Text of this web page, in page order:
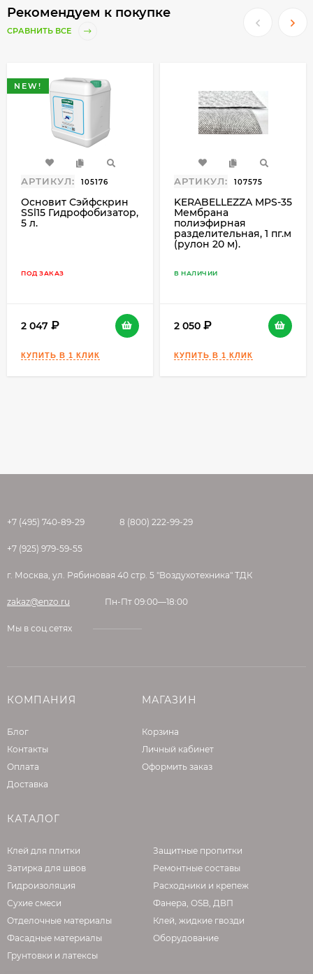
Рекомендуем к покупке
СРАВНИТЬ ВСЕ
NEW!
АРТИКУЛ: 105176
Основит Сэйфскрин
SSl15 Гидрофобизатор,
5 л.
ПОД ЗАКАЗ
2 047
АРТИКУЛ: 107575
KERABELLEZZA MPS-35
Мембрана
полиэфирная
разделительная, 1 пг.м
(рулон 20 м).
В НАЛИЧИИ
2 050
+7 (495) 740-89-29 8 (800) 222-99-29
+7 (925) 979-59-55
г. Москва, ул. Рябиновая 40 стр. 5 "Воздухотехника" ТДК
zakaz@enzo.ru Пн-Пт 09:00—18:00
Мы в соц.сетях
КОМПАНИЯ
Блог
Контакты
Оплата
Доставка
МАГАЗИН
Корзина
Личный кабинет
Оформить заказ
КАТАЛОГ
Клей для плитки
Затирка для швов
Гидроизоляция
Сухие смеси
Отделочные материалы
Фасадные материалы
Грунтовки и латексы
Защитные пропитки
Ремонтные составы
Расходники и крепеж
Фанера, OSB, ДВП
Клей, жидкие гвозди
Оборудование